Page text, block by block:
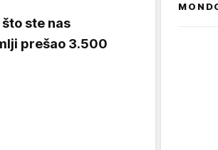
ste nas
prešao 3.500